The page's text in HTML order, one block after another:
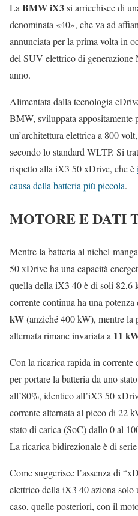
LaBMW iX3si arricchisce di
denominata «40», che va ad
annunciata per la prima volta in
del SUV elettrico di generazione
anno.
Alimentata dalla tecnologia
BMW, sviluppata appositamente
un’architettura elettrica a 800
secondo lo standard WLTP. Si
rispetto alla iX3 50 xDrive, che è
causa della batteria più piccola.
MOTORE E DATI
Mentre la batteria al nichel-
50 xDrive ha una capacità
quella della iX3 40 è di soli 82,6
corrente continua ha una
kW(anziché 400 kW), mentre la
alternata rimane invariata a 11
Con la ricarica rapida in
per portare la batteria da uno
all’80%, identico all’iX3 50
corrente alternata al picco di 22
stato di carica (SoC) dallo 0 al
La ricarica bidirezionale è di
Come suggerisce l’assenza di
elettrico della iX3 40 aziona solo
caso, quelle posteriori, con il